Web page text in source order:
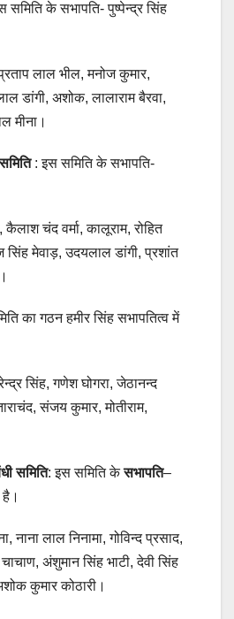
समिति के सभापति- पुष्पेन्द्र सिंह
प्रताप लाल भील, मनोज कुमार,
डांगी, अशोक, लालाराम बैरवा,
मीना।
: इस समिति के सभापति-
कैलाश चंद वर्मा, कालूराम, रोहित
सिंह मेवाड़, उदयलाल डांगी, प्रशांत
का गठन हमीर सिंह सभापतित्व में
सिंह, गणेश घोगरा, जेठानन्द
संजय कुमार, मोतीराम,
समिति: इस समिति केसभापति–
है।
नाना लाल निनामा, गोविन्द प्रसाद,
अंशुमान सिंह भाटी, देवी सिंह
कुमार कोठारी।